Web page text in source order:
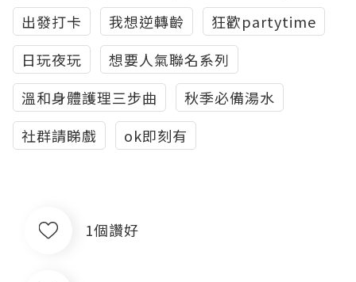
出發打卡
我想逆轉齡
狂歡partytime
日玩夜玩
想要人氣聯名系列
溫和身體護理三步曲
秋季必備湯水
社群請睇戲
ok即刻有
1個讚好